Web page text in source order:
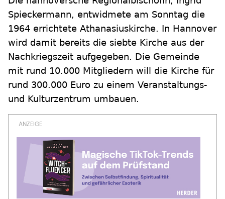
Spieckermann, entwidmete am Sonntag die
1964 errichtete Athanasiuskirche. In Hannover
wird damit bereits die siebte Kirche aus der
Nachkriegszeit aufgegeben. Die Gemeinde
mit rund 10.000 Mitgliedern will die Kirche für
rund 300.000 Euro zu einem Veranstaltungs-
und Kulturzentrum umbauen.